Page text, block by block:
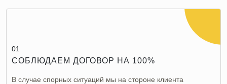
01
СОБЛЮДАЕМ ДОГОВОР НА 100%
В случае спорных ситуаций мы на стороне клиента